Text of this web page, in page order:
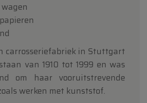
carrosseriefabriek in Stuttgart
van 1910 tot 1999 en was
om haar vooruitstrevende
werken met kunststof.